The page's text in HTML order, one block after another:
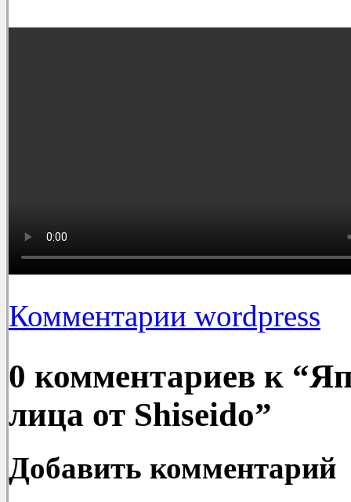
Комментарии wordpress
0 комментариев к “
лица от Shiseido”
Добавить комментарий